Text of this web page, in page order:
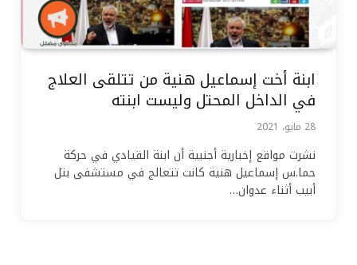
ابنة أخت إسماعيل هنية من تتلقى العلاج
في الداخل المحتل وليست ابنته
28 مايو، 2021
نشرت مواقع إخبارية أجنبية أن ابنة القيادي في حركة
حما.س إسماعيل هنية كانت تتعالج في مستشفى بتل
أبيب أثناء عدوان…